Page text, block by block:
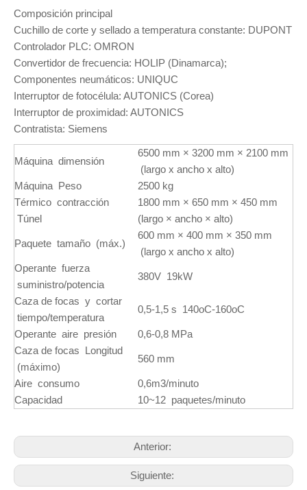
Composición principal
Cuchillo de corte y sellado a temperatura constante: DUPONT
Controlador PLC: OMRON
Convertidor de frecuencia: HOLIP (Dinamarca);
Componentes neumáticos: UNIQUC
Interruptor de fotocélula: AUTONICS (Corea)
Interruptor de proximidad: AUTONICS
Contratista: Siemens
Máquina dimensión
6500 mm × 3200 mm × 2100 mm
(largo x ancho x alto)
Máquina Peso
2500 kg
Térmico contracción
Túnel
1800 mm × 650 mm × 450 mm
(largo × ancho × alto)
Paquete tamaño (máx.)
600 mm × 400 mm × 350 mm
(largo x ancho x alto)
Operante fuerza
suministro/potencia
380V 19kW
Caza de focas y cortar
tiempo/temperatura
0,5-1,5 s 140oC-160oC
Operante aire presión
0,6-0,8 MPa
Caza de focas Longitud
(máximo)
560 mm
Aire consumo
0,6m3/minuto
Capacidad
10~12 paquetes/minuto
Anterior:
Siguiente: